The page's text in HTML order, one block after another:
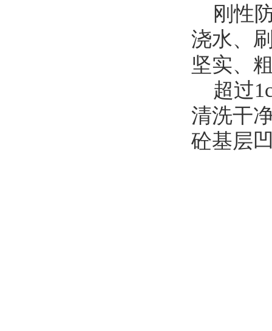
刚性防
浇水、
坚实、
超过
清洗干
砼基层